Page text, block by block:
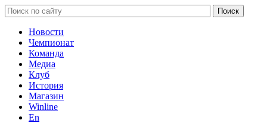
Новости
Чемпионат
Команда
Медиа
Клуб
История
Магазин
Winline
En